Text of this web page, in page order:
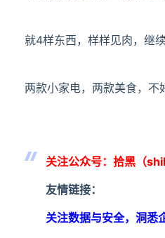
就4样东西，样样见肉， 继
两款小家电，两款美食， 不
关注公众号：拾黑（
友情链接：
关注数据与安全，洞悉